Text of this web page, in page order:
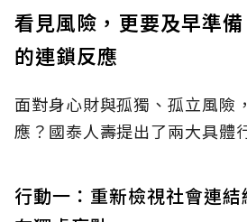
看見風險，更要及早準
的連鎖反應
面對身心財與孤獨、孤立風險
應？國泰人壽提出了兩大具體
行動一：重新檢視社會連